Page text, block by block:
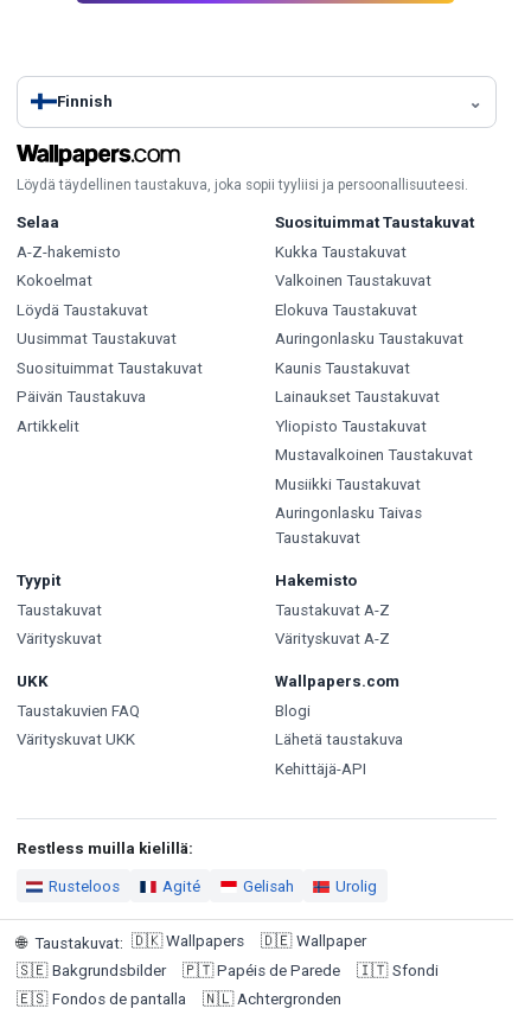
Finnish
Löydä täydellinen taustakuva, joka sopii tyyliisi ja persoonallisuuteesi.
Selaa
A-Z-hakemisto
Kokoelmat
Löydä Taustakuvat
Uusimmat Taustakuvat
Suosituimmat Taustakuvat
Päivän Taustakuva
Artikkelit
Suosituimmat Taustakuvat
Kukka Taustakuvat
Valkoinen Taustakuvat
Elokuva Taustakuvat
Auringonlasku Taustakuvat
Kaunis Taustakuvat
Lainaukset Taustakuvat
Yliopisto Taustakuvat
Mustavalkoinen Taustakuvat
Musiikki Taustakuvat
Auringonlasku Taivas
Taustakuvat
Tyypit
Taustakuvat
Värityskuvat
Hakemisto
Taustakuvat A-Z
Värityskuvat A-Z
UKK
Taustakuvien FAQ
Värityskuvat UKK
Wallpapers.com
Blogi
Lähetä taustakuva
Kehittäjä-API
Restless muilla kielillä:
Rusteloos Agité Gelisah Urolig
🌐 Taustakuvat: 🇩🇰 Wallpapers 🇩🇪 Wallpaper
🇸🇪 Bakgrundsbilder 🇵🇹 Papéis de Parede 🇮🇹 Sfondi
🇪🇸 Fondos de pantalla 🇳🇱 Achtergronden